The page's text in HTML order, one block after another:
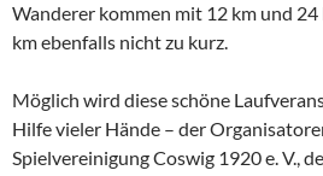
Wanderer kommen mit 12 km und
km ebenfalls nicht zu kurz.
Möglich wird diese schöne
Hilfe vieler Hände – der
Spielvereinigung Coswig 1920 e. V.,